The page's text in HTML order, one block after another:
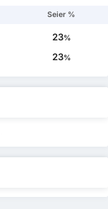
Seier %
23%
23%